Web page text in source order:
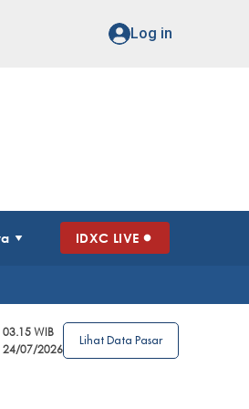
Log in
IDXC LIVE
4
2.63%
0%
03.15 WIB
24/07/2026
Lihat Data Pasar